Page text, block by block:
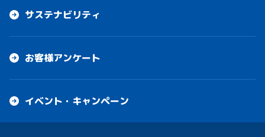
サステナビリティ
お客様アンケート
イベント・キャンペーン